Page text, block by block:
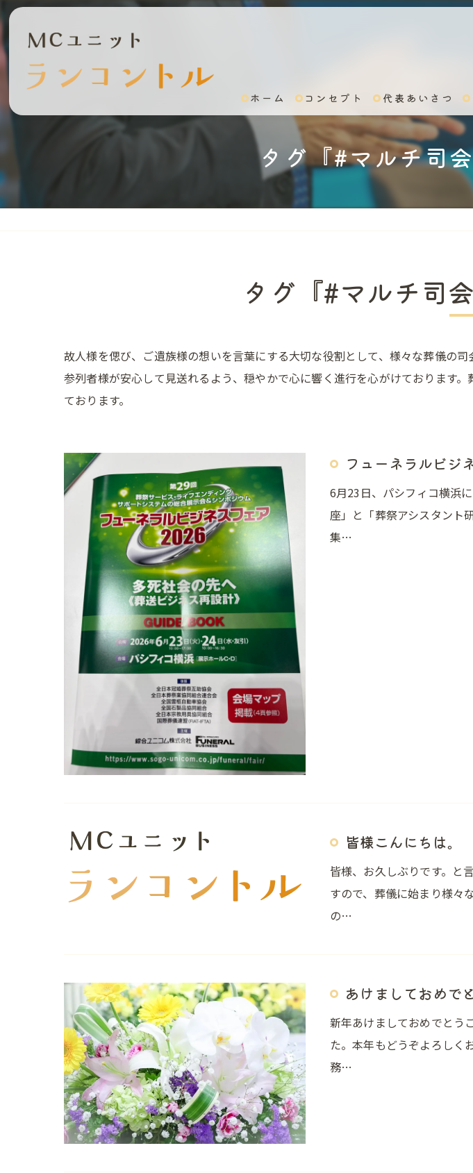
ホーム コンセプト 代表あいさつ
タグ『#マルチ司
タグ『#マルチ司
故人様を偲び、ご遺族様の想いを言葉にする大切な役割として、様々な葬儀の
参列者様が安心して見送れるよう、穏やかで心に響く進行を心がけております
ております。
フューネラルビジ
6月23日、パシフィコ横浜
座」と「葬祭アシスタント
集…
皆様こんにちは。
皆様、お久しぶりです。と
すので、葬儀に始まり様々
の…
あけましておめで
新年あけましておめでとう
た。本年もどうぞよろしく
務…